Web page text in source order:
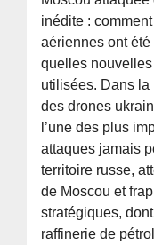
inédite :
aériennes ont
quelles
utilisées. Dans la
des drones
l’une des plus
attaques jamais
territoire russe,
de Moscou et
stratégiques,
raffinerie de